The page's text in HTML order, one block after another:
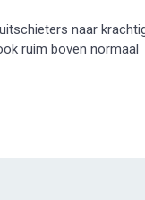
naar
ruim boven normaal